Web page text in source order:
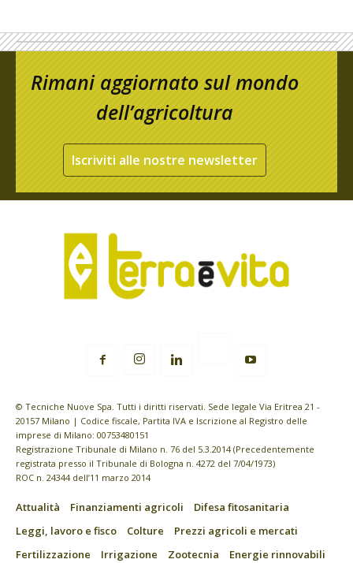
Rimani aggiornato sul mondo
dell’agricoltura
Iscriviti alle nostre newsletter
© Tecniche Nuove Spa. Tutti i diritti riservati. Sede legale Via Eritrea 21 -
20157 Milano | Codice fiscale, Partita IVA e Iscrizione al Registro delle
imprese di Milano: 00753480151
Registrazione Tribunale di Milano n. 76 del 5.3.2014 (Precedentemente
registrata presso il Tribunale di Bologna n. 4272 del 7/04/1973)
ROC n. 24344 dell’11 marzo 2014
Attualità Finanziamenti agricoli
Difesa fitosanitaria
Leggi, lavoro e fisco
Colture
Prezzi agricoli e mercati
Fertilizzazione
Irrigazione Zootecnia
Energie rinnovabili